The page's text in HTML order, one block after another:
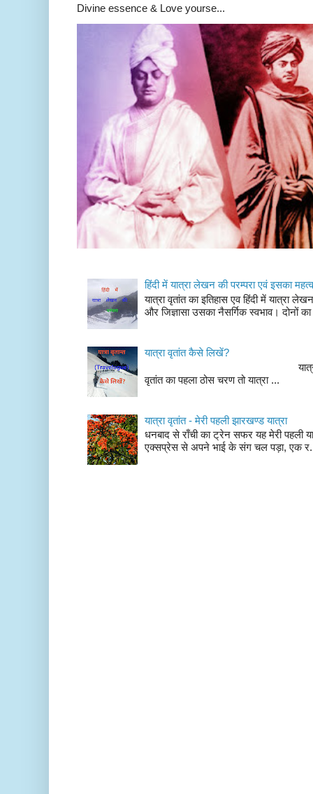
Divine essence & Love yourse...
हिंदी में यात्रा लेखन की परम्परा एवं इसका महत्व
यात्रा वृतांत का इतिहास एव हिंदी में यात्रा
और जिज्ञासा उसका नैसर्गिक स्वभाव। दोनों
यात्रा वृतांत कैसे लिखें?
यात्रा वृतांत लेखन के
वृतांत का पहला ठोस चरण तो यात्रा ...
यात्रा वृतांत - मेरी पहली झारखण्ड यात्रा
धनबाद से राँची का ट्रेन सफर यह मेरी पहली
एक्सप्रेस से अपने भाई के संग चल पड़ा, एक